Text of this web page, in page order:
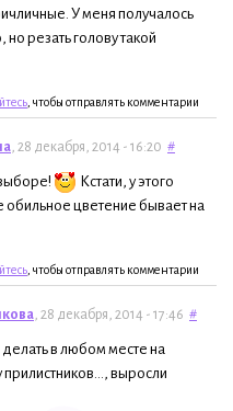
У меня получалось
резать голову такой
, чтобы отправлять комментарии
, 28 декабря, 2014 - 16:20 #
Кстати, у этого
обильное цветение бывает на
, чтобы отправлять комментарии
, 28 декабря, 2014 - 17:46 #
делать в любом месте на
выросли